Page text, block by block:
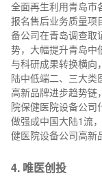
全面再生利用青岛市
报名售后业务质量项
备公司在青岛调查取
势，大幅提升青岛中
与科研成果转换横向
陆中低端二、三大类
高新品牌进步趋势链
院保健医院设备公司
做强成中国大陆1流
健医院设备公司高新
4. 唯医创投